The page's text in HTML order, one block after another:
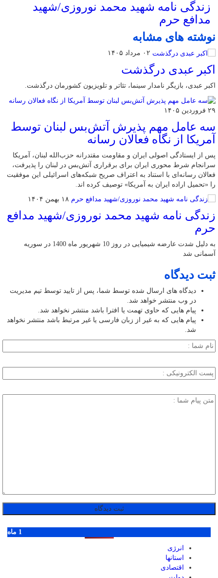
زندگی نامه شهید محمد نوروزی/شهید
مدافع حرم
نوشته های مشابه
۰۲ مرداد ۱۴۰۵
اکبر عبدی درگذشت
اکبر عبدی، بازیگر نامدار سینما، تئاتر و تلویزیون کشورمان درگذشت.
۲۹ فروردین ۱۴۰۵
سه عامل مهم پذیرش آتش‌بس لبنان توسط
آمریکا از نگاه فعالان رسانه
پس از ایستادگی اصولی ایران و مقاومت مقتدرانه حزب‌الله لبنان، آمریکا
سرانجام شرط محوری ایران برای برقراری آتش‌بس در لبنان را پذیرفت،
فعالان رسانه‌ای با استناد به اعتراف صریح شبکه‌های اسرائیلی این موفقیت
را «تحمیل اراده ایران به آمریکا» توصیف کرده اند.
۱۸ بهمن ۱۴۰۴
زندگی نامه شهید محمد نوروزی/شهید مدافع
حرم
به دلیل شدت عارضه شیمیایی در روز 10 شهریور ماه 1400 در سوریه
آسمانی شد
ثبت دیدگاه
دیدگاه های ارسال شده توسط شما، پس از تایید توسط تیم مدیریت
در وب منتشر خواهد شد.
پیام هایی که حاوی تهمت یا افترا باشد منتشر نخواهد شد.
پیام هایی که به غیر از زبان فارسی یا غیر مرتبط باشد منتشر نخواهد
شد.
1 ماه
انرژی
استانها
اقتصادی